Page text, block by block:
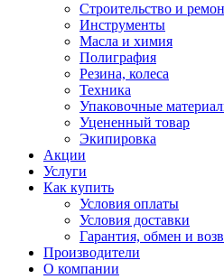
Строительство и
Инструменты
Масла и химия
Полиграфия
Резина, колеса
Техника
Упаковочные
Уцененный товар
Экипировка
Акции
Услуги
Как купить
Условия оплаты
Условия доставки
Гарантия, обмен и
Производители
О компании